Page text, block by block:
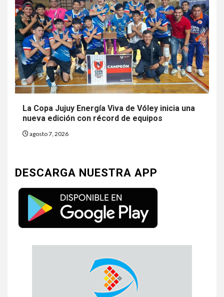
La Copa Jujuy Energía Viva de Vóley inicia una
nueva edición con récord de equipos
agosto 7, 2026
DESCARGA NUESTRA APP